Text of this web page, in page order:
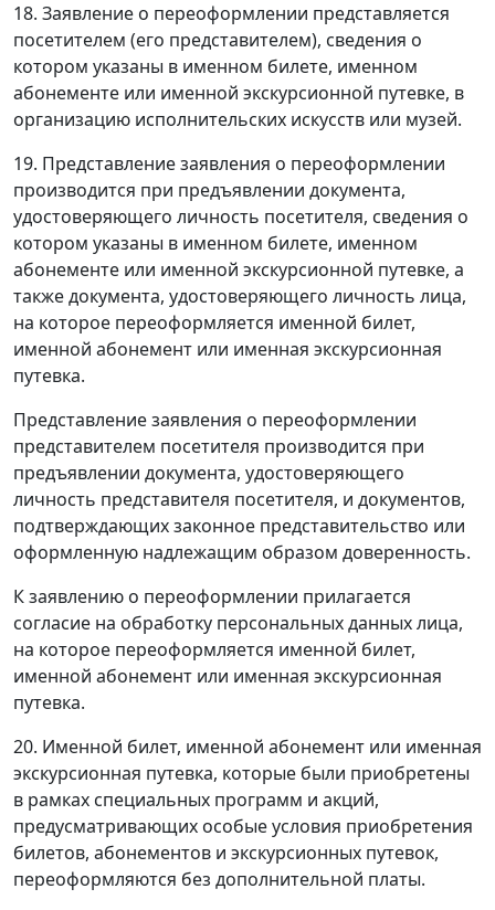
18. Заявление о переоформлении представляется
посетителем (его представителем), сведения о
котором указаны в именном билете, именном
абонементе или именной экскурсионной путевке, в
организацию исполнительских искусств или музей.
19. Представление заявления о переоформлении
производится при предъявлении документа,
удостоверяющего личность посетителя, сведения о
котором указаны в именном билете, именном
абонементе или именной экскурсионной путевке, а
также документа, удостоверяющего личность лица,
на которое переоформляется именной билет,
именной абонемент или именная экскурсионная
путевка.
Представление заявления о переоформлении
представителем посетителя производится при
предъявлении документа, удостоверяющего
личность представителя посетителя, и документов,
подтверждающих законное представительство или
оформленную надлежащим образом доверенность.
К заявлению о переоформлении прилагается
согласие на обработку персональных данных лица,
на которое переоформляется именной билет,
именной абонемент или именная экскурсионная
путевка.
20. Именной билет, именной абонемент или именная
экскурсионная путевка, которые были приобретены
в рамках специальных программ и акций,
предусматривающих особые условия приобретения
билетов, абонементов и экскурсионных путевок,
переоформляются без дополнительной платы.